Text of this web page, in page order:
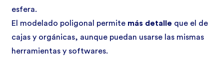
esfera.
El modelado poligonal permite más detalle que el de
cajas y orgánicas, aunque puedan usarse las mismas
herramientas y softwares.